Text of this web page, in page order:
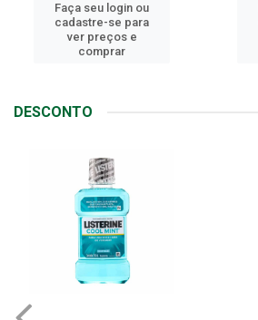
Faça seu login ou
cadastre-se para
ver preços e
comprar
DESCONTO